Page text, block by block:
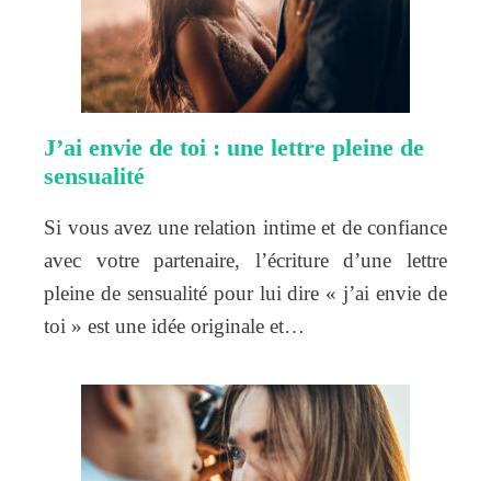
J’ai envie de toi : une lettre pleine de
sensualité
Si vous avez une relation intime et de confiance
avec votre partenaire, l’écriture d’une lettre
pleine de sensualité pour lui dire « j’ai envie de
toi » est une idée originale et…